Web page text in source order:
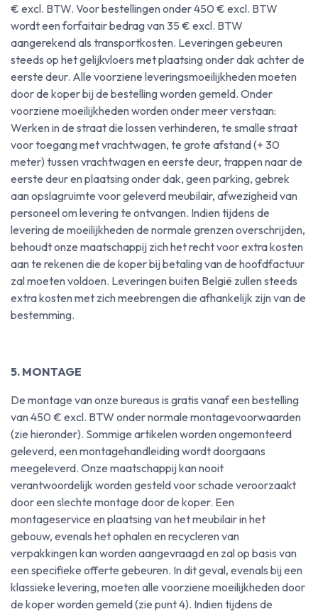
€ excl. BTW. Voor bestellingen onder 450 € excl. BTW
wordt een forfaitair bedrag van 35 € excl. BTW
aangerekend als transportkosten. Leveringen gebeuren
steeds op het gelijkvloers met plaatsing onder dak achter de
eerste deur. Alle voorziene leveringsmoeilijkheden moeten
door de koper bij de bestelling worden gemeld. Onder
voorziene moeilijkheden worden onder meer verstaan:
Werken in de straat die lossen verhinderen, te smalle straat
voor toegang met vrachtwagen, te grote afstand (+ 30
meter) tussen vrachtwagen en eerste deur, trappen naar de
eerste deur en plaatsing onder dak, geen parking, gebrek
aan opslagruimte voor geleverd meubilair, afwezigheid van
personeel om levering te ontvangen. Indien tijdens de
levering de moeilijkheden de normale grenzen overschrijden,
behoudt onze maatschappij zich het recht voor extra kosten
aan te rekenen die de koper bij betaling van de hoofdfactuur
zal moeten voldoen. Leveringen buiten België zullen steeds
extra kosten met zich meebrengen die afhankelijk zijn van de
bestemming.
5. MONTAGE
De montage van onze bureaus is gratis vanaf een bestelling
van 450 € excl. BTW onder normale montagevoorwaarden
(zie hieronder). Sommige artikelen worden ongemonteerd
geleverd, een montagehandleiding wordt doorgaans
meegeleverd. Onze maatschappij kan nooit
verantwoordelijk worden gesteld voor schade veroorzaakt
door een slechte montage door de koper. Een
montageservice en plaatsing van het meubilair in het
gebouw, evenals het ophalen en recycleren van
verpakkingen kan worden aangevraagd en zal op basis van
een specifieke offerte gebeuren. In dit geval, evenals bij een
klassieke levering, moeten alle voorziene moeilijkheden door
de koper worden gemeld (zie punt 4). Indien tijdens de